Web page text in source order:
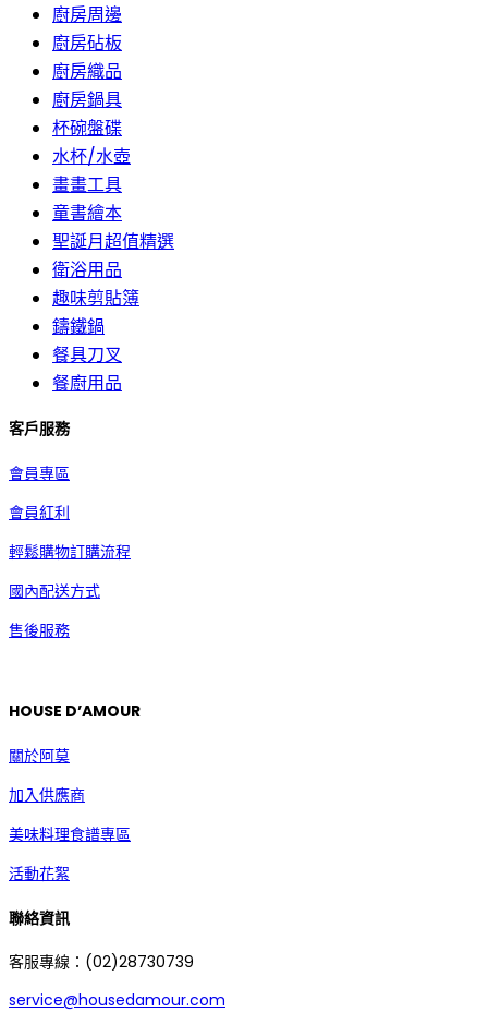
廚房周邊
廚房砧板
廚房織品
廚房鍋具
杯碗盤碟
水杯/水壺
畫畫工具
童書繪本
聖誕月超值精選
衛浴用品
趣味剪貼簿
鑄鐵鍋
餐具刀叉
餐廚用品
客戶服務
會員專區
會員紅利
輕鬆購物訂購流程
國內配送方式
售後服務
HOUSE D’AMOUR
關於阿莫
加入供應商
美味料理食譜專區
活動花絮
聯絡資訊
客服專線：(02)28730739
service@housedamour.com